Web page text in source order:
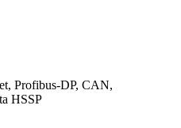
Profibus-DP, CAN,
HSSP